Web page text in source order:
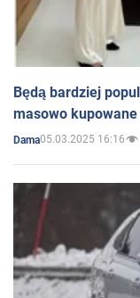
Będą bardziej
masowo
Dama05.03.2025 16:16